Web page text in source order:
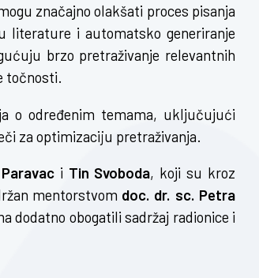
značajno olakšati proces pisanja
literature i automatsko generiranje
brzo pretraživanje relevantnih
točnosti.
o određenim temama, uključujući
za optimizaciju pretraživanja.
i Tin Svoboda, koji su kroz
mentorstvom doc. dr. sc. Petra
dodatno obogatili sadržaj radionice i